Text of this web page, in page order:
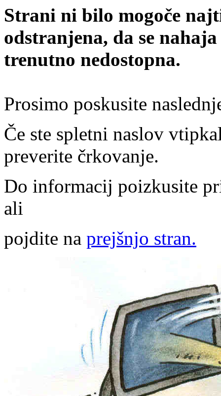
Strani ni bilo mogoče
odstranjena, da se
trenutno nedostopna.
Prosimo poskusite
Če ste spletni naslov
preverite črkovanje.
Do informacij poizkusite
ali
pojdite na prejšnjo stran.